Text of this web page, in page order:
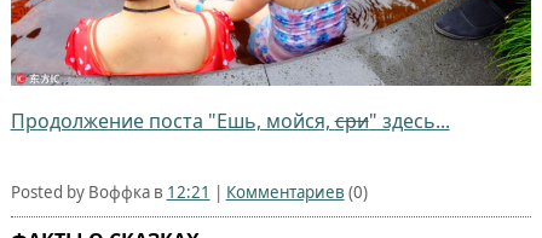
Продолжение поста "Ешь, мойся,сри" здесь...
Posted by Воффка в 12:21 | Комментариев (0)